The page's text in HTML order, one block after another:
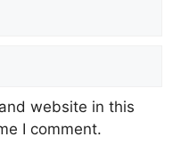
website in this
I comment.